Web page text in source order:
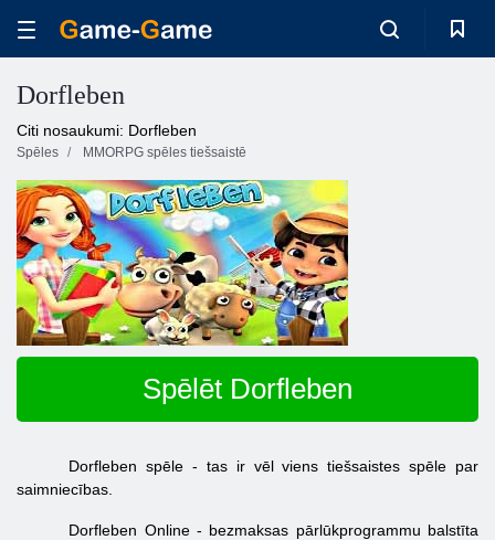
Dorfleben
Citi nosaukumi: Dorfleben
Spēles MMORPG spēles tiešsaistē
Spēlēt Dorfleben
Dorfleben spēle - tas ir vēl viens tiešsaistes spēle par
saimniecības.
Dorfleben Online - bezmaksas pārlūkprogrammu balstīta